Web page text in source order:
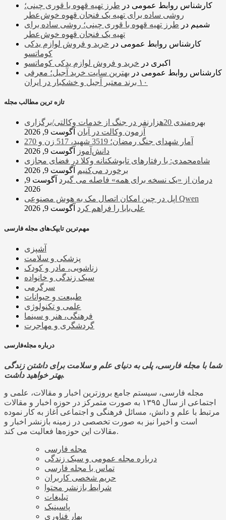
کارشناس روابط عمومی در طرز تهیه قهوه با قوری چینی؛
روشی ساده برای تهیه یک فنجان قهوه خوش‌عطر
شمیم در طرز تهیه قهوه با قوری چینی؛ روشی ساده برای
تهیه یک فنجان قهوه خوش‌عطر
کارشناس روابط عمومی در خرید و فروش لوازم یدکی
کوماتسو
اکبری در خرید و فروش لوازم یدکی کوماتسو
کارشناس روابط عمومی در بهترین سایت خرید آجیل؛ معرفی
۱۰ برند معتبر آجیل و خشکبار در ایران
تازه ترین مطالب مجله
بهره‌مندی 20هزارنفر در جنگ از خدمات وکالتی/برگزاری
آزمون وکالت در آبان آگوست 9, 2026
آمار شهدای جنگ رمضان؛ 3519 شهید، 517 زن و 270
دانش‌آموز
آگوست 9, 2026
شاه‌محمدی: با رفتارهای تابوشکنانه وکلا در فضای مجازی
برخورد می‌کنیم آگوست 9, 2026
درمان از «یک نسخه برای همه» فاصله می گیرد
آگوست 9,
2026
اپل در چین امکان اتصال مک به هوش مصنوعی Qwen
علی‌بابا را فراهم کرد آگوست 9, 2026
مهم‌ترین تایپک‌های مجله فارسی
آشپزی
پزشکی و سلامت
زناشویی، مادر و کودک
سبک زندگی و خانواده
سرگرمی
طبیعت و حیوانات
علمی و تکنولوژی
فرهنگی، هنر و سینما
گردشگری و مهاجرت
درباره مجله‌فارسی
شما با مجله فارسی، پلی به دنیای علم و سلامت برای داشتن زندگی
بهتر خواهید داشت.
مجله فارسی، سیستم جامع بروزترین اخبار و مقالات، علمی و
اجتماعی از سال ۱۳۹۵ به صورت متمرکز در حوزه اخبار و مقالات
مرتبط با علم و دانش، مسائل فرهنگی و اجتماعی آغاز به کار نموده
است و اخیرا نیز به صورت تخصصی در زمینه بازنشر اخبار و
مقالات این حوزه‌ها فعالیت می کند.
مجله فارسی
درباره مجله عمومی و سبک زندگی
تماس با مجله فارسی
حریم شخصی کاربران
شرایط بازنشر محتوا
تبلیغات
پاسینیک
بهار فناوری